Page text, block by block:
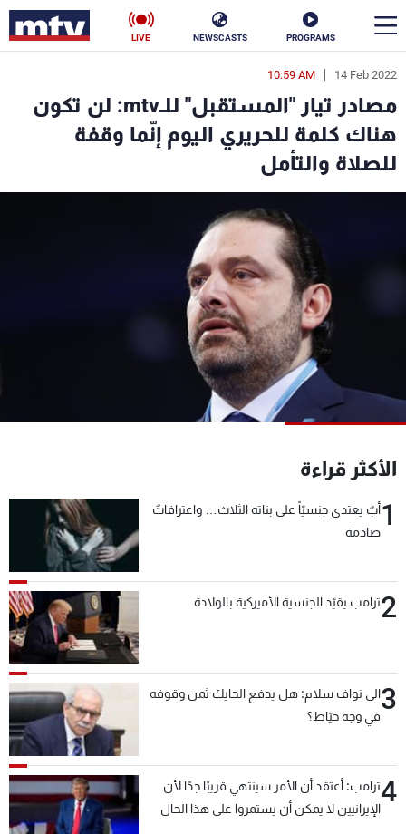
PROGRAMS
NEWSCASTS
LIVE
14 Feb 2022
10:59 AM
مصادر تيار "المستقبل" للـmtv: لن تكون
هناك كلمة للحريري اليوم إنّما وقفة
للصلاة والتأمل
الأكثر قراءة
1أبٌ يعتدي جنسيّاً على بناته الثلاث… واعترافاتٌ
صادمة
2ترامب يقيّد الجنسية الأميركية بالولادة
3الى نواف سلام: هل يدفع الحايك ثمن وقوفه
في وجه خيّاط؟
4ترامب: أعتقد أن الأمر سينتهي قريبًا جدًا لأن
الإيرانيين لا يمكن أن يستمروا على هذا الحال
en
الأخبار
سياسة
رياضة
كأس العالم
جدول البرامج
شاهد البرامج
عن MTV
الإنـتـاج
وظائف
شروط الإسـتخدام